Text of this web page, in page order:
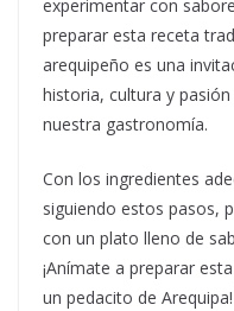
experimentar con
preparar esta receta
arequipeño es una
historia, cultura y
nuestra gastronomía.
Con los ingredientes
siguiendo estos pasos,
con un plato lleno de
¡Anímate a preparar
un pedacito de Arequipa!